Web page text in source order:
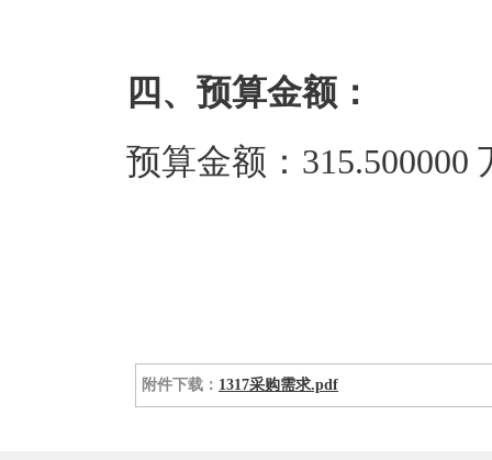
四、预算金额：
预算金额：315.500000
附件下载： 1317采购需求.pdf